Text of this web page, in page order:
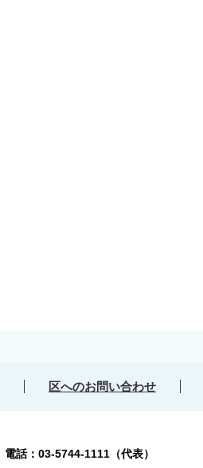
区へのお問い合わせ
電話：03-5744-1111（代表）